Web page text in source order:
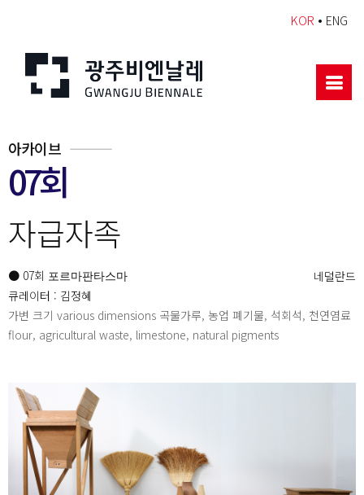
KOR • ENG
아카이브
07회
자급자족
● 07회 포르마판타스마
네덜란드
큐레이터 : 김정혜
가변 크기 various dimensions 곡물가루, 농업 폐기물, 석회석, 천연염료
flour, agricultural waste, limestone, natural pigments